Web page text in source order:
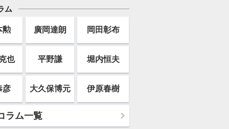
ム
勲 廣岡達朗 岡田彰布
也 平野謙 堀内恒夫
彦 大久保博元 伊原春樹
ラム一覧